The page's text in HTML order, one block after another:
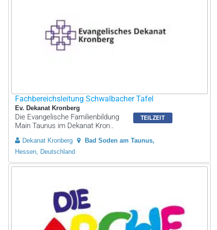
Fachbereichsleitung Schwalbacher Tafel
Ev. Dekanat Kronberg
TEILZEIT
Die Evangelische Familienbildung
Main Taunus im Dekanat Kron..
Dekanat Kronberg
Bad Soden am Taunus
Hessen, Deutschland